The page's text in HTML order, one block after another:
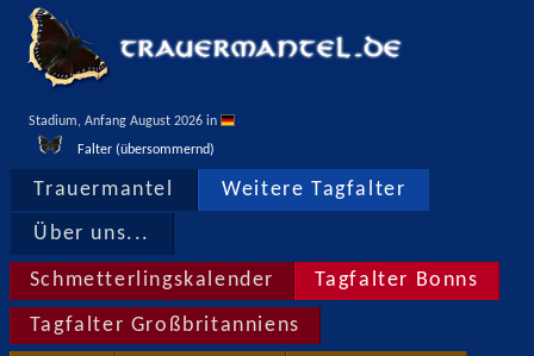
Stadium, Anfang August 2026 in
Falter (übersommernd)
Trauermantel Weitere Tagfalter
Über uns...
Schmetterlingskalender Tagfalter Bonns
Tagfalter Großbritanniens